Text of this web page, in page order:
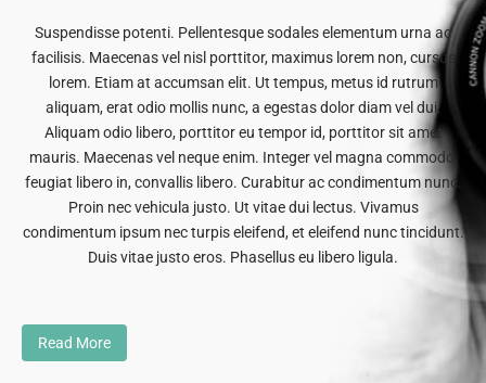
Suspendisse potenti. Pellentesque sodales elementum urna ac
facilisis. Maecenas vel nisl porttitor, maximus lorem non, cursus
lorem. Etiam at accumsan elit. Ut tempus, metus id rutrum
aliquam, erat odio mollis nunc, a egestas dolor diam vel dui.
Aliquam odio libero, porttitor eu tempor id, porttitor sit amet
mauris. Maecenas vel neque enim. Integer vel magna commodo,
feugiat libero in, convallis libero. Curabitur ac condimentum nunc.
Proin nec vehicula justo. Ut vitae dui lectus. Vivamus
condimentum ipsum nec turpis eleifend, et eleifend nunc tincidunt.
Duis vitae justo eros. Phasellus eu libero ligula.
Read More